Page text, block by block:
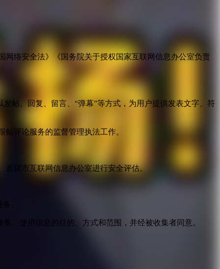
络安全法》《国务院关于授权国家互联网信息办公室负责
帖、回复、留言、“弹幕”等方式，为用户提供发表文字、符
评论服务的监督管理执法工作。
直辖市互联网信息办公室进行安全评估。
。
、使用信息的目的、方式和范围，并经被收集者同意。